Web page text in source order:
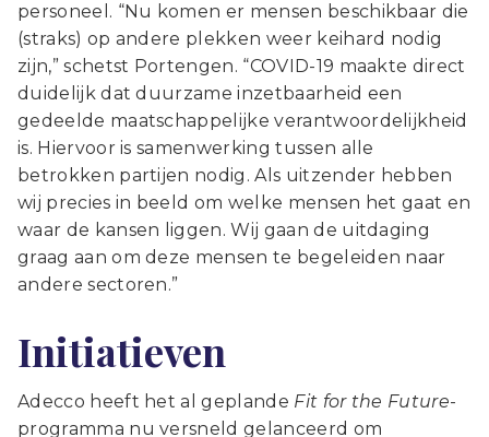
personeel. “Nu komen er mensen beschikbaar die
(straks) op andere plekken weer keihard nodig
zijn,” schetst Portengen. “COVID-19 maakte direct
duidelijk dat duurzame inzetbaarheid een
gedeelde maatschappelijke verantwoordelijkheid
is. Hiervoor is samenwerking tussen alle
betrokken partijen nodig. Als uitzender hebben
wij precies in beeld om welke mensen het gaat en
waar de kansen liggen. Wij gaan de uitdaging
graag aan om deze mensen te begeleiden naar
andere sectoren.”
Initiatieven
Adecco heeft het al geplande Fit for the Future-
programma nu versneld gelanceerd om